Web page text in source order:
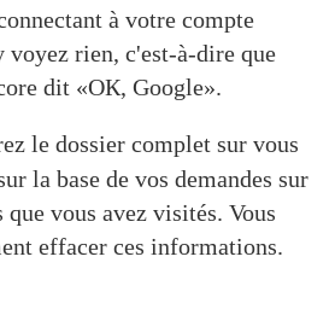
à votre compte
voyez rien, c'est-à-dire que
dit «ОК, Google».
le dossier complet sur vous
la base de vos demandes sur
vous avez visités. Vous
effacer ces informations.